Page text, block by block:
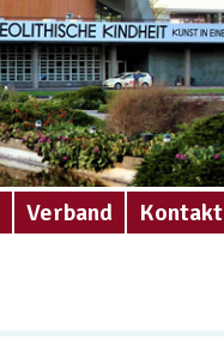
Verband Kontakt